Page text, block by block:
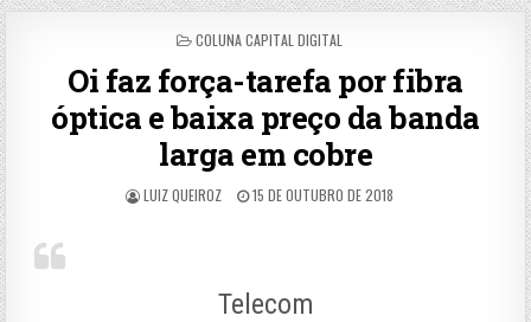
POSTED
COLUNA CAPITAL DIGITAL
Oi faz força-tarefa por fibra
óptica e baixa preço da banda
larga em cobre
LUIZ QUEIROZ 15 DE OUTUBRO DE 2018
Telecom